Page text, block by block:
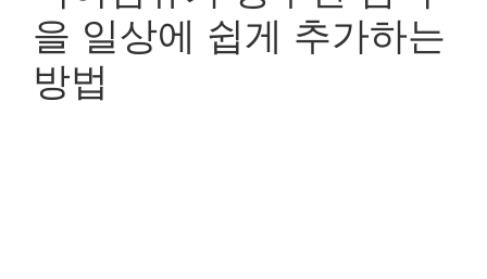
을 일상에 쉽게 추가하는
방법